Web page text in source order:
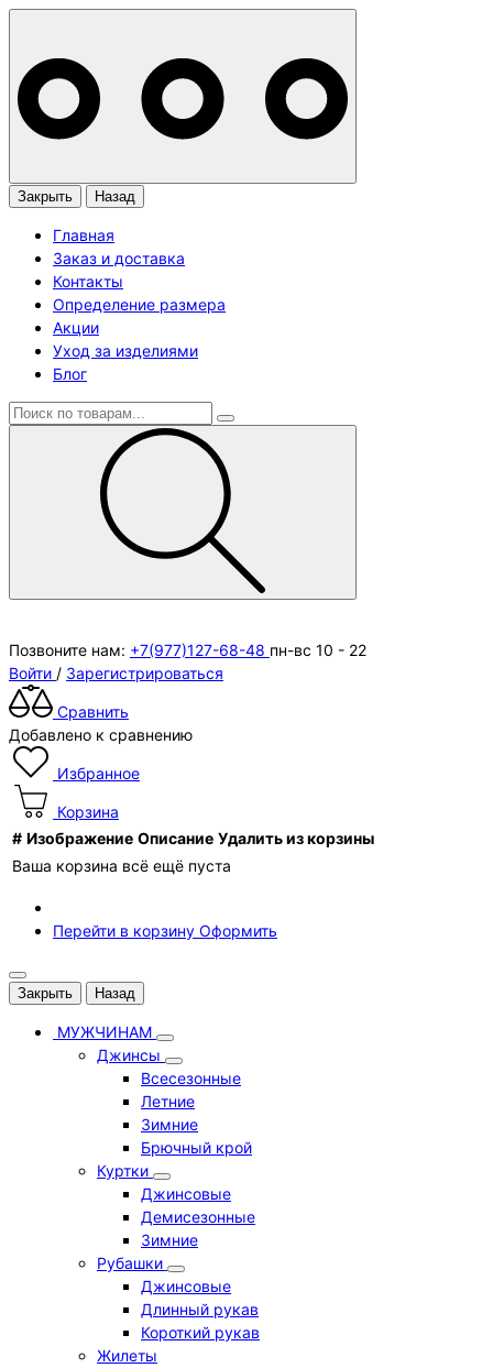
Закрыть Назад
Главная
Заказ и доставка
Контакты
Определение размера
Акции
Уход за изделиями
Блог
Позвоните нам: +7(977)127-68-48 пн-вс 10 - 22
Войти / Зарегистрироваться
Сравнить
Добавлено к сравнению
Избранное
Корзина
# Изображение Описание Удалить из корзины
Ваша корзина всё ещё пуста
Перейти в корзину Оформить
Закрыть Назад
МУЖЧИНАМ
Джинсы
Всесезонные
Летние
Зимние
Брючный крой
Куртки
Джинсовые
Демисезонные
Зимние
Рубашки
Джинсовые
Длинный рукав
Короткий рукав
Жилеты